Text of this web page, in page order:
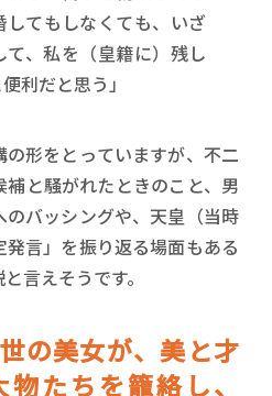
てもしなくても、いざ
て、私を（皇籍に）残し
利だと思う」
形をとっていますが、不二
と騒がれたときのこと、男
バッシングや、天皇（当時
言」を振り返る場面もある
言えそうです。
の美女が、美と才
たちを籠絡し、